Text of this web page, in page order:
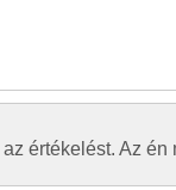
az értékelést. Az